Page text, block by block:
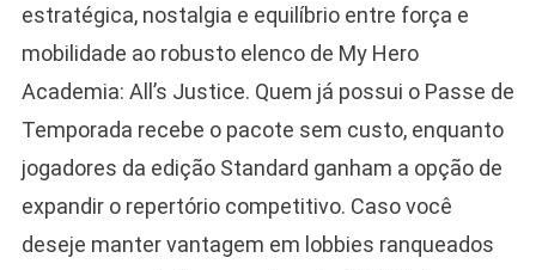
estratégica, nostalgia e equilíbrio entre força e
mobilidade ao robusto elenco de My Hero
Academia: All’s Justice. Quem já possui o Passe de
Temporada recebe o pacote sem custo, enquanto
jogadores da edição Standard ganham a opção de
expandir o repertório competitivo. Caso você
deseje manter vantagem em lobbies ranqueados